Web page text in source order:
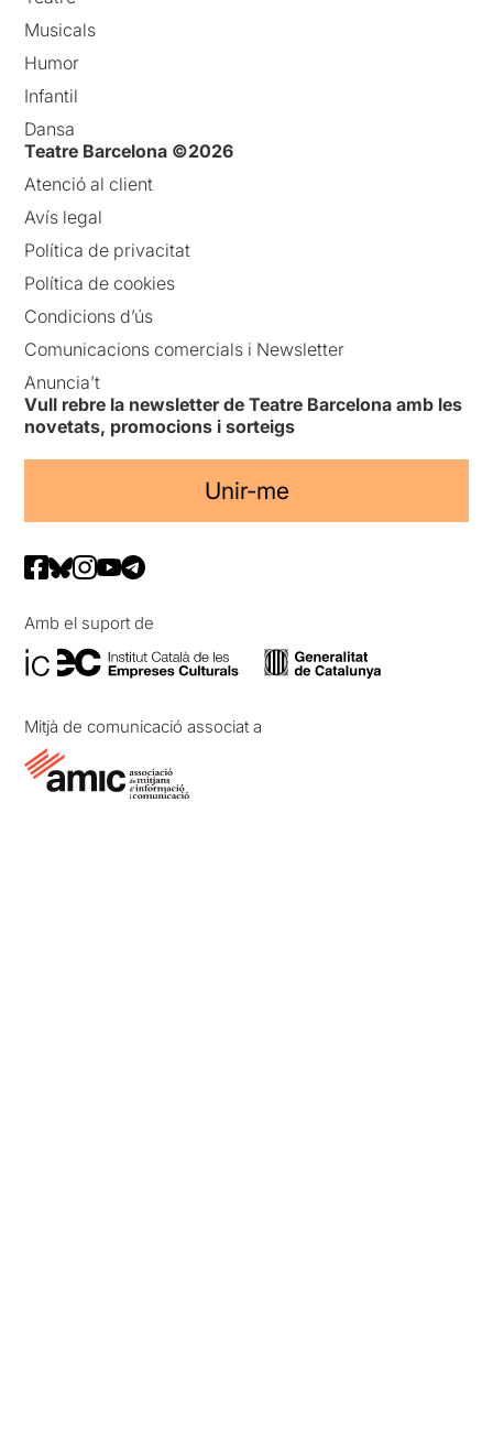
Musicals
Humor
Infantil
Dansa
Teatre Barcelona ©2026
Atenció al client
Avís legal
Política de privacitat
Política de cookies
Condicions d’ús
Comunicacions comercials i Newsletter
Anuncia’t
Vull rebre la newsletter de Teatre Barcelona amb les
novetats, promocions i sorteigs
Unir-me
Amb el suport de
Mitjà de comunicació associat a